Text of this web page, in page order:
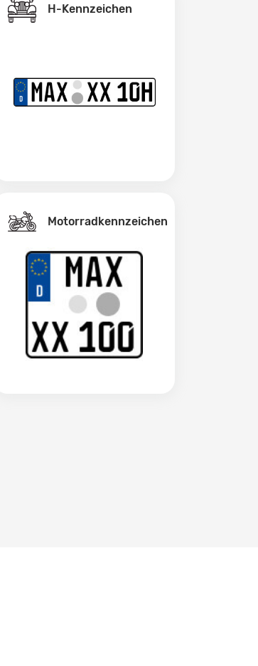
H-Kennzeichen
Motorradkennzeichen